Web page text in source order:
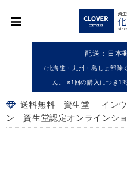
配送：日本
（北海道・九州・島しょ部
ん。 ※1回の購入につき1
送料無料 資生堂 イン
ン 資生堂認定オンラインシ